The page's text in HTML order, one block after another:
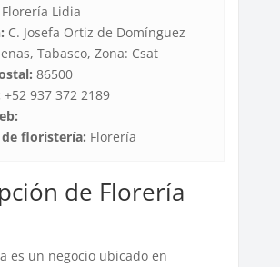
Florería Lidia
C. Josefa Ortiz de Domínguez
Tabasco, Zona: Csat
86500
+52 937 372 2189
de floristería: Florería
de Florería
es un negocio ubicado en